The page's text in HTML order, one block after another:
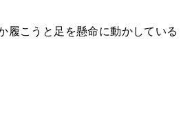
履こうと足を懸命に動かしている